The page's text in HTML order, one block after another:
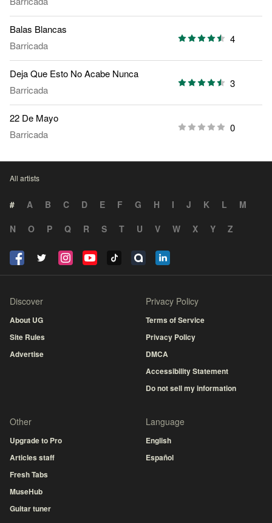
Balas Blancas
Barricada
4
Deja Que Esto No Acabe Nunca
Barricada
3
22 De Mayo
Barricada
0
All artists
# A B C D E F G H I J K L
M
N
O P Q R S T U V W X Y Z
Discover
About UG
Site Rules
Advertise
Privacy Policy
Terms of Service
Privacy Policy
DMCA
Accessibility Statement
Do not sell my information
Other
Upgrade to Pro
Articles staff
Fresh Tabs
MuseHub
Guitar tuner
Language
English
Español